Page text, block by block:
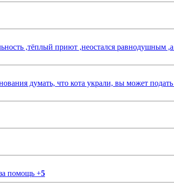
,тёплый приют ,неостался равнодушным
думать, что кота украли, вы может
помощь +5